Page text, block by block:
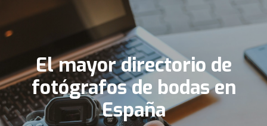
El mayor directorio de
fotógrafos de bodas en
España